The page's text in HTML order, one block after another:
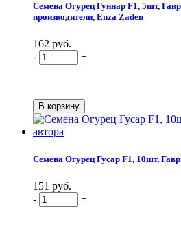
Семена Огурец Гуннар F1, 5шт,
производители, Enza Zaden
162 руб.
-
+
Семена Огурец Гусар F1, 10шт,
151 руб.
-
+